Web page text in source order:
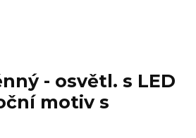
- osvětl. s LED
motiv s